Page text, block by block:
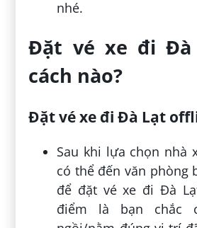
nhé.
Đặt vé xe đi Đà
cách nào?
Đặt vé xe đi Đà Lạt
Sau khi lựa chọn nhà
có thể đến văn phòng
để đặt vé xe đi Đà
điểm là bạn chắc